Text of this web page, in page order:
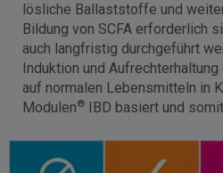
lösliche Ballaststoffe und
Bildung von SCFA erforderlich
auch langfristig durchgeführt
Induktion und
auf normalen Lebensmitteln in
Modulen® IBD basiert und